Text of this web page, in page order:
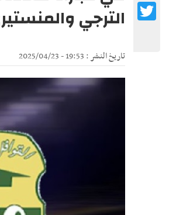
الترجي
تاريخ النشر : 19:53 - 2025/04/23
Twitter